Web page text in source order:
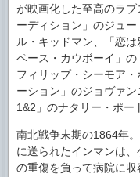
が映画化した至高のラ
ーディション」のジュ
ル・キッドマン、「恋
ペース・カウボーイ」
フィリップ・シーモア
ーション」のジョヴァ
1&2」のナタリー・ポー
南北戦争末期の1864年
に送られたインマンは
の重傷を負って病院に